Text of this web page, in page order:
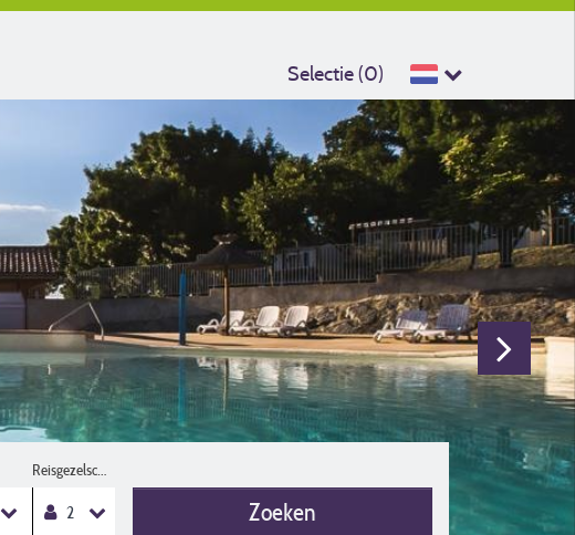
Selectie (0)
Reisgezelschap
Zoeken